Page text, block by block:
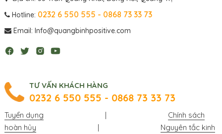
Hotline: 0232 6 550 555 - 0868 73 33 73
Email: Info@quangbinhpositive.com
TƯ VẤN KHÁCH HÀNG
0232 6 550 555 - 0868 73 33 73
Tuyển dụng |
Chính sách
hoàn hủy
|
Nguyên tắc kinh